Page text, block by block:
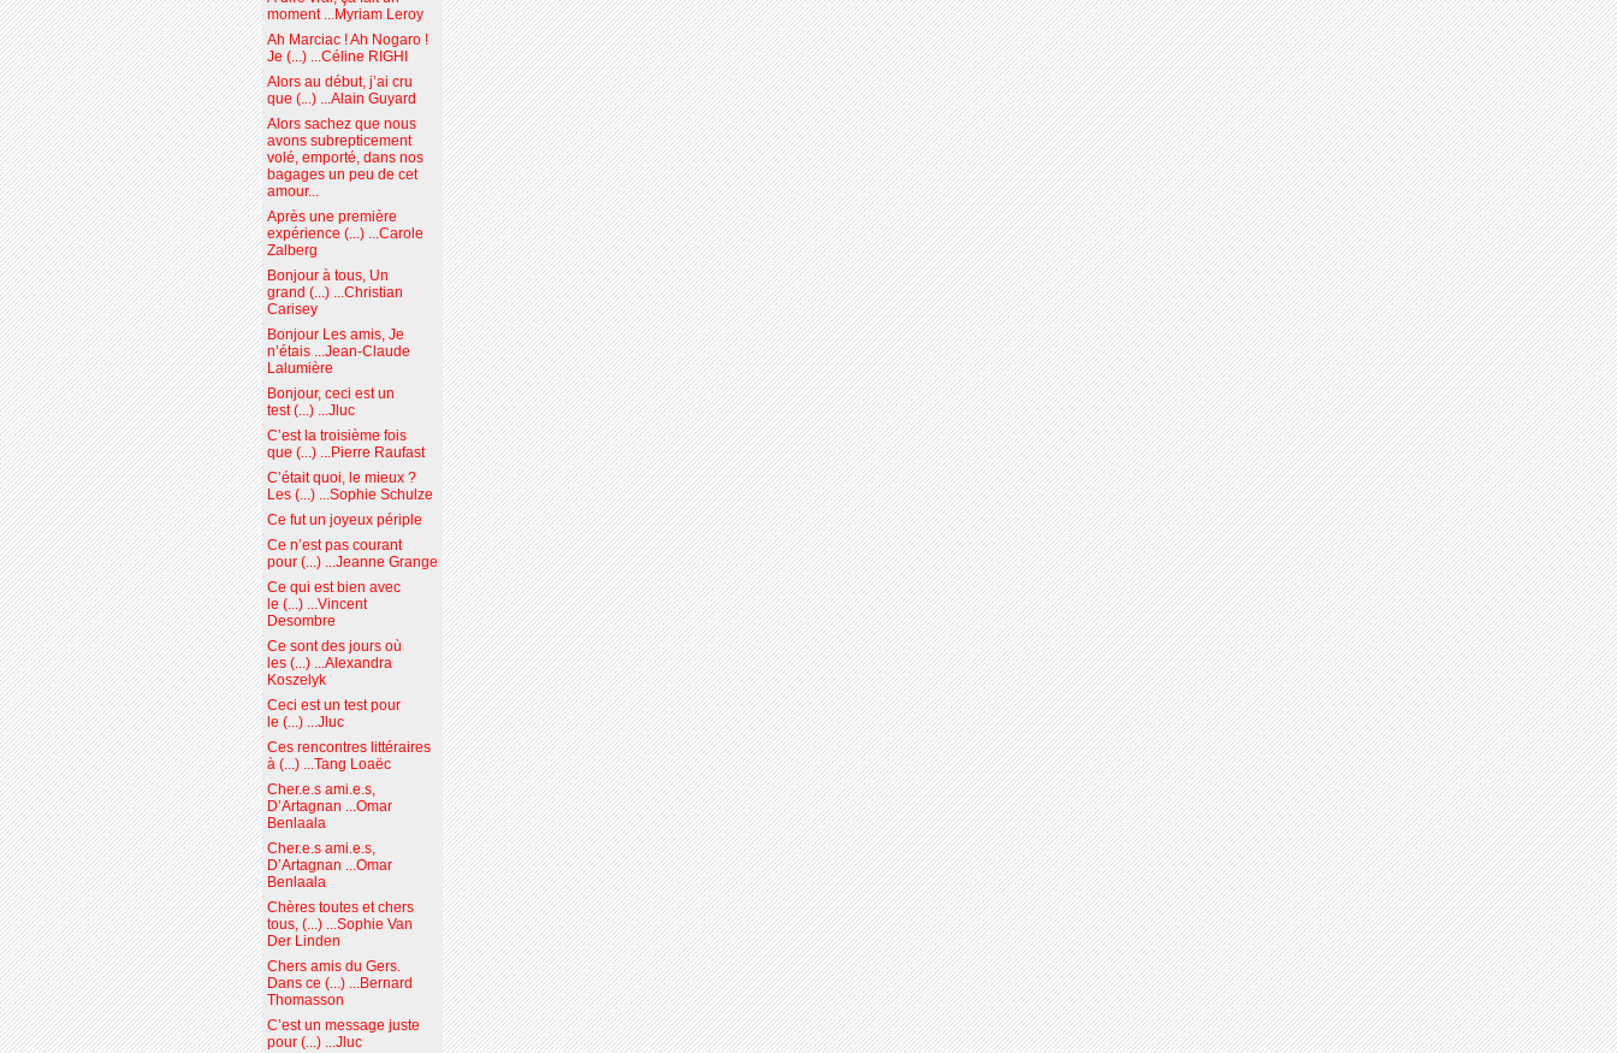
moment ...Myriam Leroy
Ah Marciac ! Ah Nogaro !
Je (...) ...Céline RIGHI
Alors au début, j’ai cru
que (...) ...Alain Guyard
Alors sachez que nous
avons subrepticement
volé, emporté, dans nos
bagages un peu de cet
amour...
Après une première
expérience (...) ...Carole
Zalberg
Bonjour à tous, Un
grand (...) ...Christian
Carisey
Bonjour Les amis, Je
n’étais ...Jean-Claude
Lalumière
Bonjour, ceci est un
test (...) ...Jluc
C’est la troisième fois
que (...) ...Pierre Raufast
C’était quoi, le mieux ?
Les (...) ...Sophie Schulze
Ce fut un joyeux périple
Ce n’est pas courant
pour (...) ...Jeanne Grange
Ce qui est bien avec
le (...) ...Vincent
Desombre
Ce sont des jours où
les (...) ...Alexandra
Koszelyk
Ceci est un test pour
le (...) ...Jluc
Ces rencontres littéraires
à (...) ...Tang Loaëc
Cher.e.s ami.e.s,
D’Artagnan ...Omar
Benlaala
Cher.e.s ami.e.s,
D’Artagnan ...Omar
Benlaala
Chères toutes et chers
tous, (...) ...Sophie Van
Der Linden
Chers amis du Gers.
Dans ce (...) ...Bernard
Thomasson
C’est un message juste
pour (...) ...Jluc